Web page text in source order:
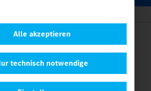
technisch notwendige
Alle akzeptieren
Anbieter
Kontakt
Datenschutz